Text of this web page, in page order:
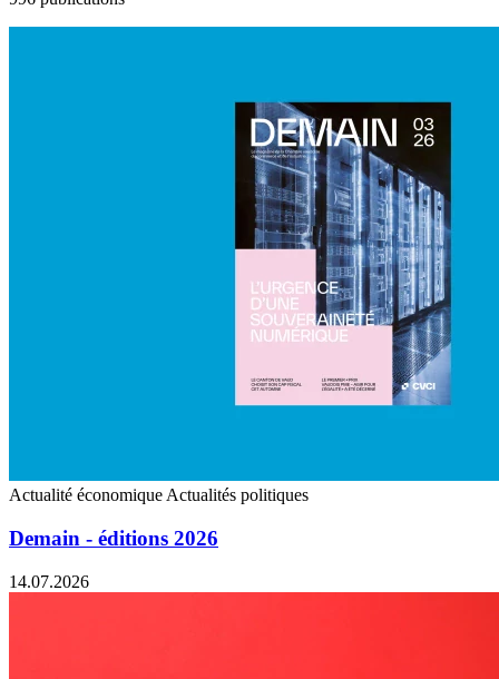
Actualité économique Actualités politiques
Demain - éditions 2026
14.07.2026